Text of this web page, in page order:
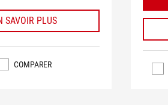
SAVOIR PLUS
COMPARER